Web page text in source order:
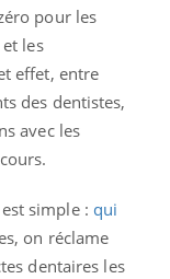
pour les
les
effet, entre
des dentistes,
avec les
simple : qui
on réclame
dentaires les